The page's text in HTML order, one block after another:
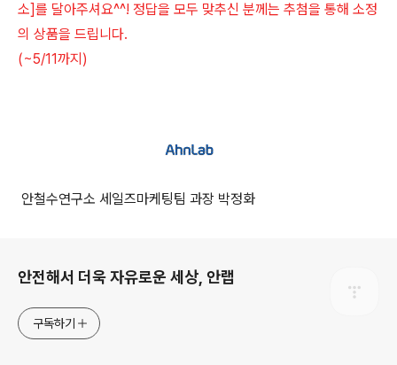
소]를 달아주셔요^^! 정답을 모두 맞추신 분께는 추첨을 통해 소정
의 상품을 드립니다.
(~5/11까지)
안철수연구소 세일즈마케팅팀 과장 박정화
안전해서 더욱 자유로운 세상, 안랩
구독하기